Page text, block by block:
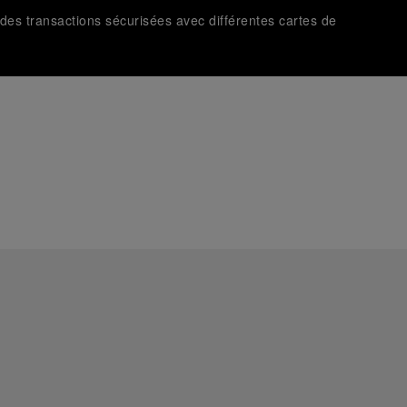
transactions sécurisées avec différentes cartes de
la possibilité d’ajouter un message cadeau